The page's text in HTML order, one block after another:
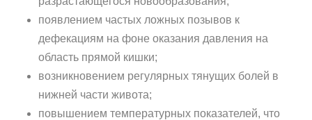
появлением частых ложных позывов к
дефекациям на фоне оказания давления на
область прямой кишки;
возникновением регулярных тянущих болей в
нижней части живота;
повышением температурных показателей, что